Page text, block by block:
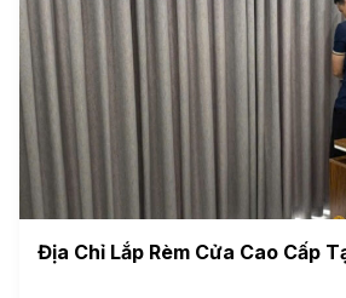
Địa Chỉ Lắp Rèm Cửa Cao Cấp